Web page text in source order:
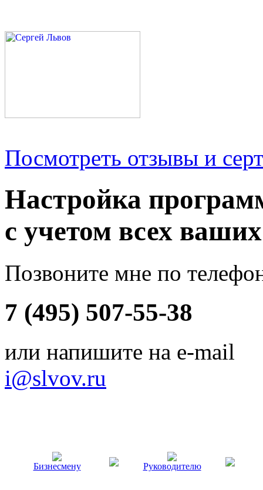
Посмотреть отзывы и
Настройка
с учетом всех
Позвоните мне по
7 (495) 507-55-38
или напишите на e-mail
i@slvov.ru
Бизнесмену Руководителю